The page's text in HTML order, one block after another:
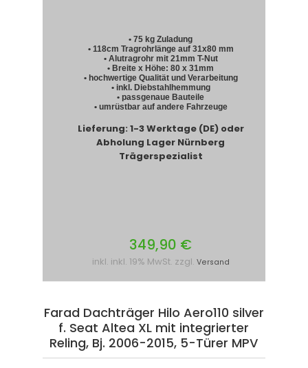
• 75 kg Zuladung
• 118cm Tragrohrlänge auf 31x80 mm
• Alutragrohr mit 21mm T-Nut
• Breite x Höhe: 80 x 31mm
• hochwertige Qualität und Verarbeitung
• inkl. Diebstahlhemmung
• passgenaue Bauteile
• umrüstbar auf andere Fahrzeuge
Lieferung: 1-3 Werktage (DE) oder
Abholung Lager Nürnberg
Trägerspezialist
349,90 €
inkl. inkl. 19% MwSt. zzgl. Versand
Farad Dachträger Hilo Aero110 silver
f. Seat Altea XL mit integrierter
Reling, Bj. 2006-2015, 5-Türer MPV